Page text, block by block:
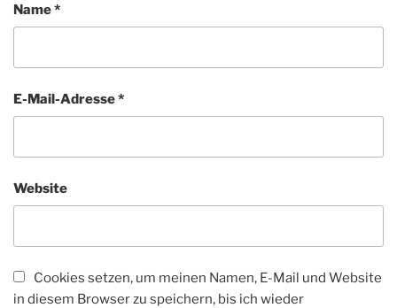
Name*
E-Mail-Adresse*
Website
Cookies setzen, um meinen Namen, E-Mail und Website
in diesem Browser zu speichern, bis ich wieder